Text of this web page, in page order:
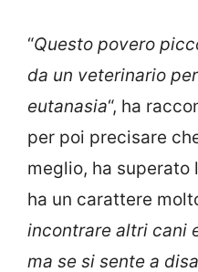
“Questo povero
da un veterinario
eutanasia“, ha
per poi precisare
meglio, ha
ha un carattere
incontrare altri cani
ma se si sente a